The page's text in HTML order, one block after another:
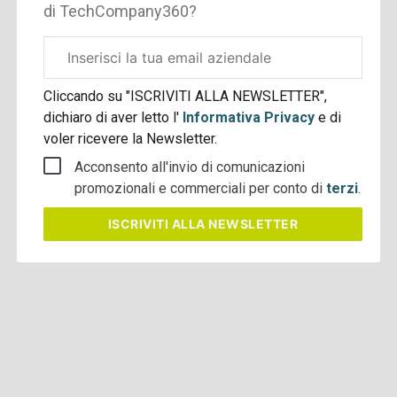
di TechCompany360?
aziendale
Cliccando su "ISCRIVITI ALLA NEWSLETTER",
dichiaro di aver letto l' Informativa Privacye di
voler ricevere la Newsletter.
Acconsento all'invio di comunicazioni
promozionali e commerciali per conto diterzi.
ISCRIVITI ALLA NEWSLETTER